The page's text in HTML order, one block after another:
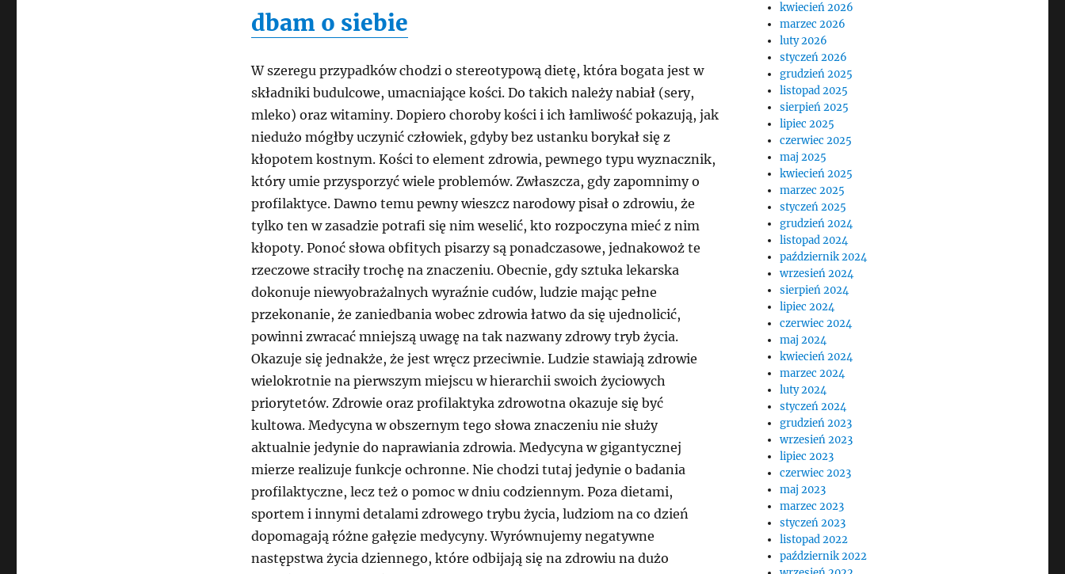
dbam o siebie
W szeregu przypadków chodzi o stereotypową dietę, która bogata jest w
składniki budulcowe, umacniające kości. Do takich należy nabiał (sery,
mleko) oraz witaminy. Dopiero choroby kości i ich łamliwość pokazują, jak
niedużo mógłby uczynić człowiek, gdyby bez ustanku borykał się z
kłopotem kostnym. Kości to element zdrowia, pewnego typu wyznacznik,
który umie przysporzyć wiele problemów. Zwłaszcza, gdy zapomnimy o
profilaktyce. Dawno temu pewny wieszcz narodowy pisał o zdrowiu, że
tylko ten w zasadzie potrafi się nim weselić, kto rozpoczyna mieć z nim
kłopoty. Ponoć słowa obfitych pisarzy są ponadczasowe, jednakowoż te
rzeczowe straciły trochę na znaczeniu. Obecnie, gdy sztuka lekarska
dokonuje niewyobrażalnych wyraźnie cudów, ludzie mając pełne
przekonanie, że zaniedbania wobec zdrowia łatwo da się ujednolicić,
powinni zwracać mniejszą uwagę na tak nazwany zdrowy tryb życia.
Okazuje się jednakże, że jest wręcz przeciwnie. Ludzie stawiają zdrowie
wielokrotnie na pierwszym miejscu w hierarchii swoich życiowych
priorytetów. Zdrowie oraz profilaktyka zdrowotna okazuje się być
kultowa. Medycyna w obszernym tego słowa znaczeniu nie służy
aktualnie jedynie do naprawiania zdrowia. Medycyna w gigantycznej
mierze realizuje funkcje ochronne. Nie chodzi tutaj jedynie o badania
profilaktyczne, lecz też o pomoc w dniu codziennym. Poza dietami,
sportem i innymi detalami zdrowego trybu życia, ludziom na co dzień
dopomagają różne gałęzie medycyny. Wyrównujemy negatywne
następstwa życia dziennego, które odbijają się na zdrowiu na dużo
kwiecień 2026
marzec 2026
luty 2026
styczeń 2026
grudzień 2025
listopad 2025
sierpień 2025
lipiec 2025
czerwiec 2025
maj 2025
kwiecień 2025
marzec 2025
styczeń 2025
grudzień 2024
listopad 2024
październik 2024
wrzesień 2024
sierpień 2024
lipiec 2024
czerwiec 2024
maj 2024
kwiecień 2024
marzec 2024
luty 2024
styczeń 2024
grudzień 2023
wrzesień 2023
lipiec 2023
czerwiec 2023
maj 2023
marzec 2023
styczeń 2023
listopad 2022
październik 2022